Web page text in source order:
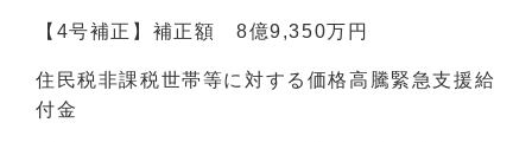
【4号補正】補正額 8億9,350万円
住民税非課税世帯等に対する価格高騰緊急支援給
付金